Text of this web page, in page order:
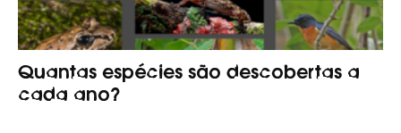
Quantas espécies são descobertas a
cada ano?